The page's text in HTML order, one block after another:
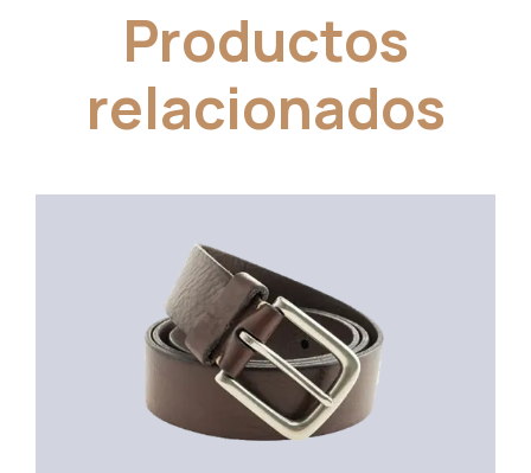
Productos
relacionados